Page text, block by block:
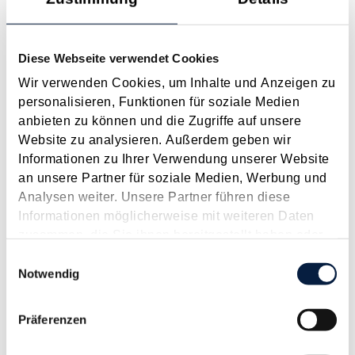
Diese Webseite verwendet Cookies
Wir verwenden Cookies, um Inhalte und Anzeigen zu
personalisieren, Funktionen für soziale Medien
anbieten zu können und die Zugriffe auf unsere
Website zu analysieren. Außerdem geben wir
Informationen zu Ihrer Verwendung unserer Website
an unsere Partner für soziale Medien, Werbung und
Analysen weiter. Unsere Partner führen diese
Informationen möglicherweise mit weiteren Daten
gesammelt haben.
Notwendig
Präferenzen
Anspruch auf Familienbeihilfe bei geschiedenen Eltern
Einleitung und Kernaussage der Entscheidung Das
Bundesfinanzgericht (GZ RV/7103366/2025 vom 10.02.2026)
hatte sich mit der Frage auseinanderzusetzen, welchem
Elternteil nach einer Scheidung die Familienbeihilfe zusteht,
wenn sich das Kind tatsächlich überwiegend im Haushalt
Langtext
empfehlen drucken
Neue Finanzordnungs­widrigkeit im Kampf gegen
Die Finanz bekommt ein neues Werkzeug an die Hand, um
besser gegen Scheinunternehmer oder Scheinrechnungen